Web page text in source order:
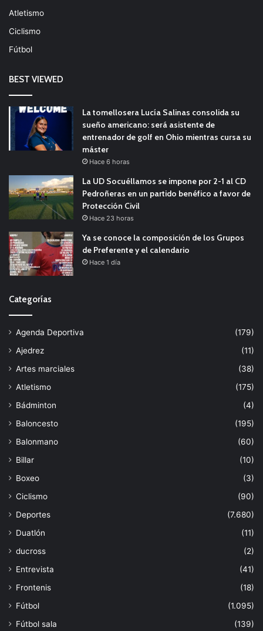
Atletismo
Ciclismo
Fútbol
BEST VIEWED
La tomellosera Lucía Salinas consolida su
sueño americano: será asistente de
entrenador de golf en Ohio mientras cursa su
máster
Hace 6 horas
La UD Socuéllamos se impone por 2-1 al CD
Pedroñeras en un partido benéfico a favor de
Protección Civil
Hace 23 horas
Ya se conoce la composición de los Grupos
de Preferente y el calendario
Hace 1 día
Categorías
Agenda Deportiva
(179)
Ajedrez
(11)
Artes marciales
(38)
Atletismo
(175)
Bádminton
(4)
Baloncesto
(195)
Balonmano
(60)
Billar
(10)
Boxeo
(3)
Ciclismo
(90)
Deportes
(7.680)
Duatlón
(11)
ducross
(2)
Entrevista
(41)
Frontenis
(18)
Fútbol
(1.095)
Fútbol sala
(139)